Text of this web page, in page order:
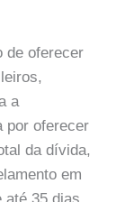
de oferecer
a
por oferecer
da dívida,
em
até 35 dias